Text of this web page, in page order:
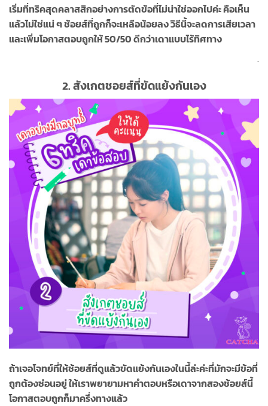
เริ่มที่ทริคสุดคลาสสิกอย่างการตัดข้อที่ไม่น่าใช่ออกไปค่ะ คือเห็น
แล้วไม่ใช่แน่ ๆ ช้อยส์ที่ถูกก็จะเหลือน้อยลง วิธีนี้จะลดการเสียเวลา
และเพิ่มโอกาสตอบถูกให้ 50/50 ดีกว่าเดาแบบไร้ทิศทาง
.
2.สังเกตชอยส์ที่ขัดแย้งกันเอง
ถ้าเจอโจทย์ที่ให้ช้อยส์ที่ดูแล้วขัดแย้งกันเองในนี้ล่ะค่ะที่มักจะมีข้อที่
ถูกต้องซ่อนอยู่ ให้เราพยายามหาคำตอบหรือเดาจากสองช้อยส์นี้
โอกาสตอบถูกก็มาครึ่งทางแล้ว